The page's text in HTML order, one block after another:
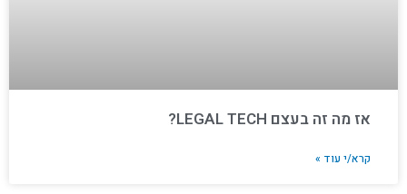
אז מה זה בעצם LEGAL TECH?
קרא/י עוד »